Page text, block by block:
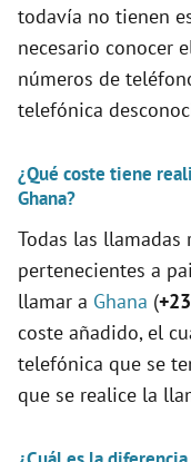
todavía no tienen
necesario conocer
números de
telefónica
¿Qué coste tiene
Ghana?
Todas las
pertenecientes a
llamar a Ghana (
coste añadido, el
telefónica que se
que se realice la